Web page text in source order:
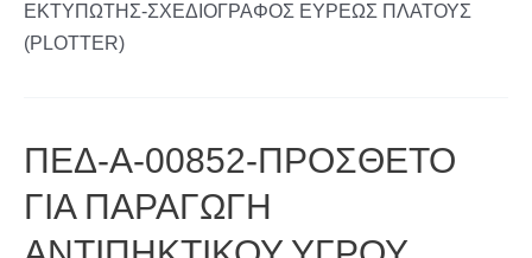
ΕΚΤΥΠΩΤΗΣ-ΣΧΕΔΙΟΓΡΑΦΟΣ ΕΥΡΕΩΣ ΠΛΑΤΟΥΣ
(PLOTTER)
ΠΕΔ-Α-00852-ΠΡΟΣΘΕΤΟ
ΓΙΑ ΠΑΡΑΓΩΓΗ